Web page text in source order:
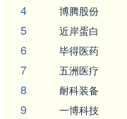
4 博腾股份
5 近岸蛋白
6 毕得医药
7 五洲医疗
8 耐科装备
9 一博科技